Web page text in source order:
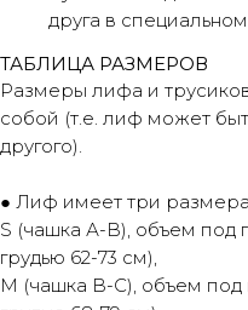
друга в
ТАБЛИЦА РАЗМЕРОВ
Размеры лифа и
собой (т.е. лиф может
другого).
● Лиф имеет три
S (чашка А-В), объем под
грудью 62-73 см),
М (чашка В-С), объем под